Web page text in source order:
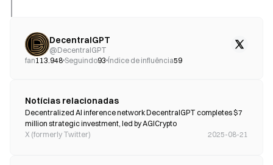
DecentralGPT
@DecentralGPT
fan113.948 Seguindo93 Índice de influência59
Notícias relacionadas
Decentralized AI inference network DecentralGPT completes $7
million strategic investment, led by AGICrypto
X (formerly Twitter)
2025-08-21